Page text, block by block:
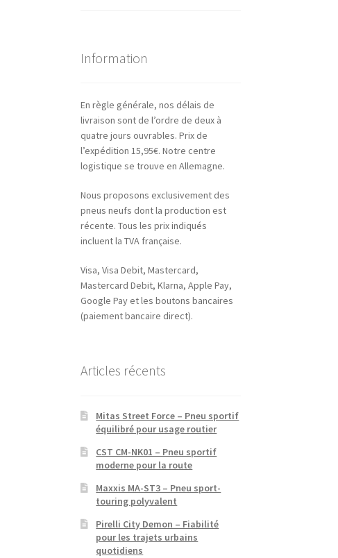
Information
En règle générale, nos délais de
livraison sont de l’ordre de deux à
quatre jours ouvrables. Prix de
l’expédition 15,95€. Notre centre
logistique se trouve en Allemagne.
Nous proposons exclusivement des
pneus neufs dont la production est
récente. Tous les prix indiqués
incluent la TVA française.
Visa, Visa Debit, Mastercard,
Mastercard Debit, Klarna, Apple Pay,
Google Pay et les boutons bancaires
(paiement bancaire direct).
Articles récents
Mitas Street Force – Pneu sportif
équilibré pour usage routier
CST CM-NK01 – Pneu sportif
moderne pour la route
Maxxis MA-ST3 – Pneu sport-
touring polyvalent
Pirelli City Demon – Fiabilité
pour les trajets urbains
quotidiens